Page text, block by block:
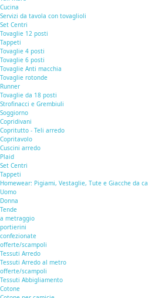
Cucina
Servizi da tavola con tovaglioli
Set Centri
Tovaglie 12 posti
Tappeti
Tovaglie 4 posti
Tovaglie 6 posti
Tovaglie Anti macchia
Tovaglie rotonde
Runner
Tovaglie da 18 posti
Strofinacci e Grembiuli
Soggiorno
Copridivani
Copritutto - Teli arredo
Copritavolo
Cuscini arredo
Plaid
Set Centri
Tappeti
Homewear: Pigiami, Vestaglie, Tute e Giacche da
Uomo
Donna
Tende
a metraggio
portierini
confezionate
offerte/scampoli
Tessuti Arredo
Tessuti Arredo al metro
offerte/scampoli
Tessuti Abbigliamento
Cotone